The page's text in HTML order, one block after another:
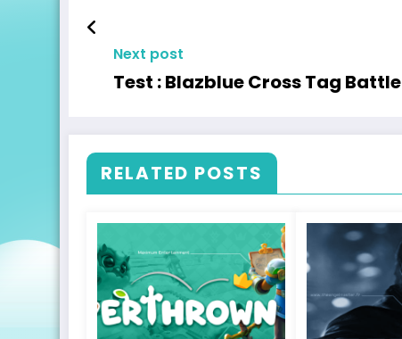
Next post
Test : Blazblue Cross Tag Battle
RELATED POSTS